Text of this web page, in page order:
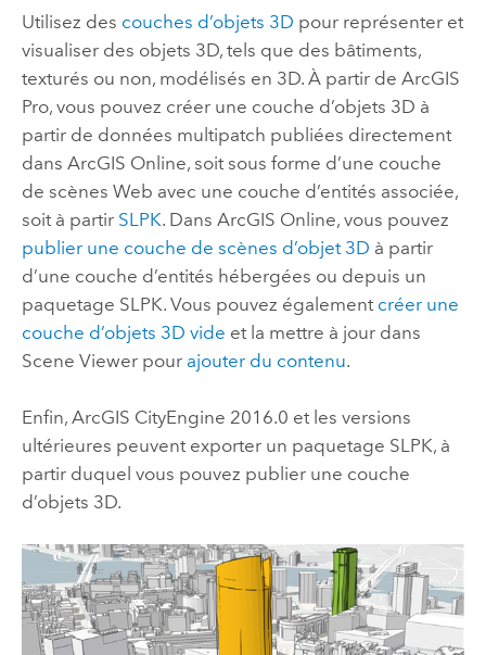
Utilisez des couches d’objets 3D pour représenter et
visualiser des objets 3D, tels que des bâtiments,
texturés ou non, modélisés en 3D. À partir de ArcGIS
Pro, vous pouvez créer une couche d’objets 3D à
partir de données multipatch publiées directement
dans ArcGIS Online, soit sous forme d’une couche
de scènes Web avec une couche d’entités associée,
soit à partir SLPK. Dans ArcGIS Online, vous pouvez
publier une couche de scènes d’objet 3D à partir
d’une couche d’entités hébergées ou depuis un
paquetage SLPK. Vous pouvez également créer une
couche d’objets 3D vide et la mettre à jour dans
Scene Viewerpour ajouter du contenu.
Enfin, ArcGIS CityEngine 2016.0 et les versions
ultérieures peuvent exporter un paquetage SLPK, à
partir duquel vous pouvez publier une couche
d’objets 3D.